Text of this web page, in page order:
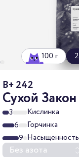
100 г
B+ 242
Сухой Закон
3
Кислинка
6
Горчинка
9 Насыщенность
Без азота